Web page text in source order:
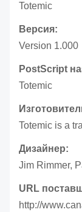
Totemic
Версия:
Version 1.000
PostScript
Totemic
Totemic is a
Дизайнер:
Jim Rimmer,
URL
http://